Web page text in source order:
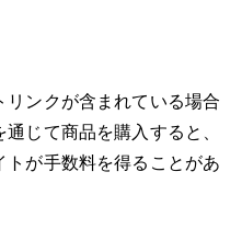
リンクが含まれている場合
じて商品を購入すると、
が手数料を得ることがあ